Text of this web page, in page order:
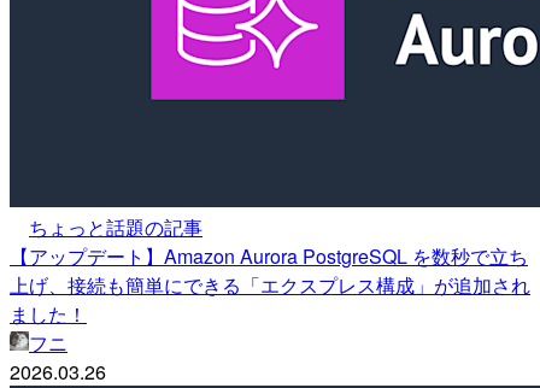
ちょっと話題の記事
【アップデート】Amazon Aurora PostgreSQL を数秒で立ち
上げ、接続も簡単にできる「エクスプレス構成」が追加され
ました！
フニ
2026.03.26